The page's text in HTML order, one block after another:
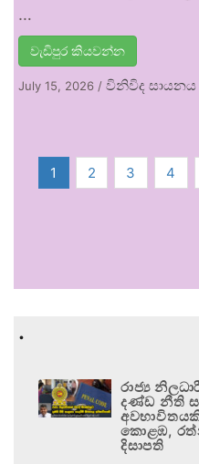
…
වැඩිපුර කියවන්න
July 15, 2026 / විනිවිද සායනය
1 2 3 4
.
රාජ්‍ය
දණ්ඩ නීති
කොළඹ,
දිසාපති